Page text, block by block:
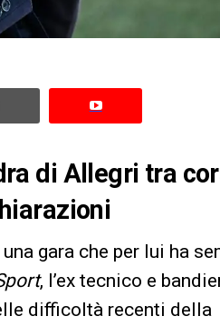
di Allegri tra
una gara che per lui ha
, l’ex tecnico e
difficoltà recenti della